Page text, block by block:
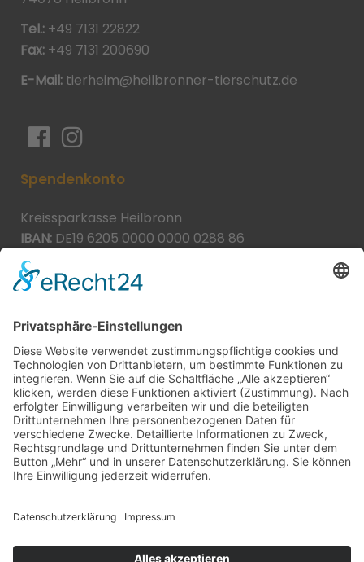
Tel.: +49 7131 22822
Fax: +49 7131 200690
E-Mail: tierheim@heilbronner-tierschutz.de
Spendenkonto
Kreissparkasse Heilbronn
IBAN: DE19 6205 0000 0000 0288 86
BIC:
Spende direkt via PayPal
JETZT SPENDEN
paypal@heilbronner-tierschutz.de